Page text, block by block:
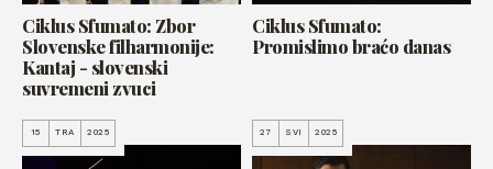
Ciklus Sfumato: Zbor
Slovenske filharmonije:
Kantaj - slovenski
suvremeni zvuci
Ciklus Sfumato:
Promislimo braćo danas
15 TRA 2025 27 SVI 2025